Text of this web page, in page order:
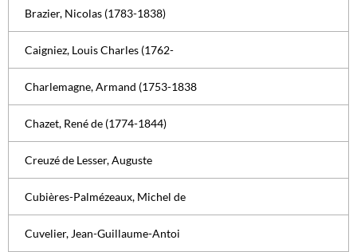
Brazier, Nicolas (1783-1838)
Caigniez, Louis Charles (1762-
Charlemagne, Armand (1753-1838
Chazet, René de (1774-1844)
Creuzé de Lesser, Auguste
Cubières-Palmézeaux, Michel de
Cuvelier, Jean-Guillaume-Antoi